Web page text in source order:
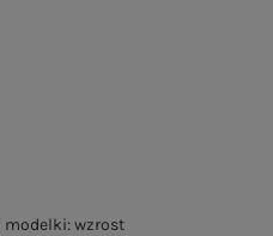
modelki: wzrost